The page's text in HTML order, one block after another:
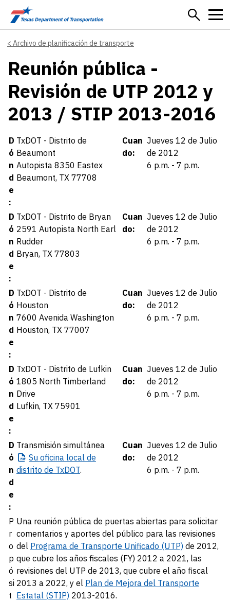
Skip to main content
Archivo de planificación de transporte
Reunión pública -
Revisión de UTP 2012 y
2013 / STIP 2013-2016
Details
D
ó
n
d
e
:
TxDOT - Distrito de
Beaumont
Autopista 8350 Eastex
Beaumont, TX 77708
Cuan
do:
Jueves 12 de Julio
de 2012
6 p.m. - 7 p.m.
D
ó
n
d
e
:
TxDOT - Distrito de Bryan
2591 Autopista North Earl
Rudder
Bryan, TX 77803
Cuan
do:
Jueves 12 de Julio
de 2012
6 p.m. - 7 p.m.
D
ó
n
d
e
:
TxDOT - Distrito de
Houston
7600 Avenida Washington
Houston, TX 77007
Cuan
do:
Jueves 12 de Julio
de 2012
6 p.m. - 7 p.m.
D
ó
n
d
e
:
TxDOT - Distrito de Lufkin
1805 North Timberland
Drive
Lufkin, TX 75901
Cuan
do:
Jueves 12 de Julio
de 2012
6 p.m. - 7 p.m.
D
ó
n
d
e
:
Transmisión simultánea
Su oficina local de
distrito de TxDOT.
Cuan
do:
Jueves 12 de Julio
de 2012
6 p.m. - 7 p.m.
P
r
o
p
ó
si
t
Una reunión pública de puertas abiertas para solicitar
comentarios y aportes del público para las revisiones
del Programa de Transporte Unificado (UTP) de 2012,
que cubre los años fiscales (FY) 2012 a 2021, las
revisiones del UTP de 2013, que cubre el año fiscal
2013 a 2022, y el Plan de Mejora del Transporte
Estatal (STIP) 2013-2016.